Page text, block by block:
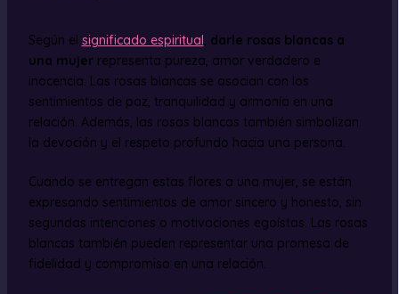
Según el significado espiritual, darle rosas blancas a
una mujerrepresenta pureza, amor verdadero e
inocencia. Las rosas blancas se asocian con los
sentimientos de paz, tranquilidad y armonía en una
relación. Además, las rosas blancas también simbolizan
la devoción y el respeto profundo hacia una persona.
Cuando se entregan estas flores a una mujer, se están
expresando sentimientos de amor sincero y honesto, sin
segundas intenciones o motivaciones egoístas. Las rosas
blancas también pueden representar una promesa de
fidelidad y compromiso en una relación.